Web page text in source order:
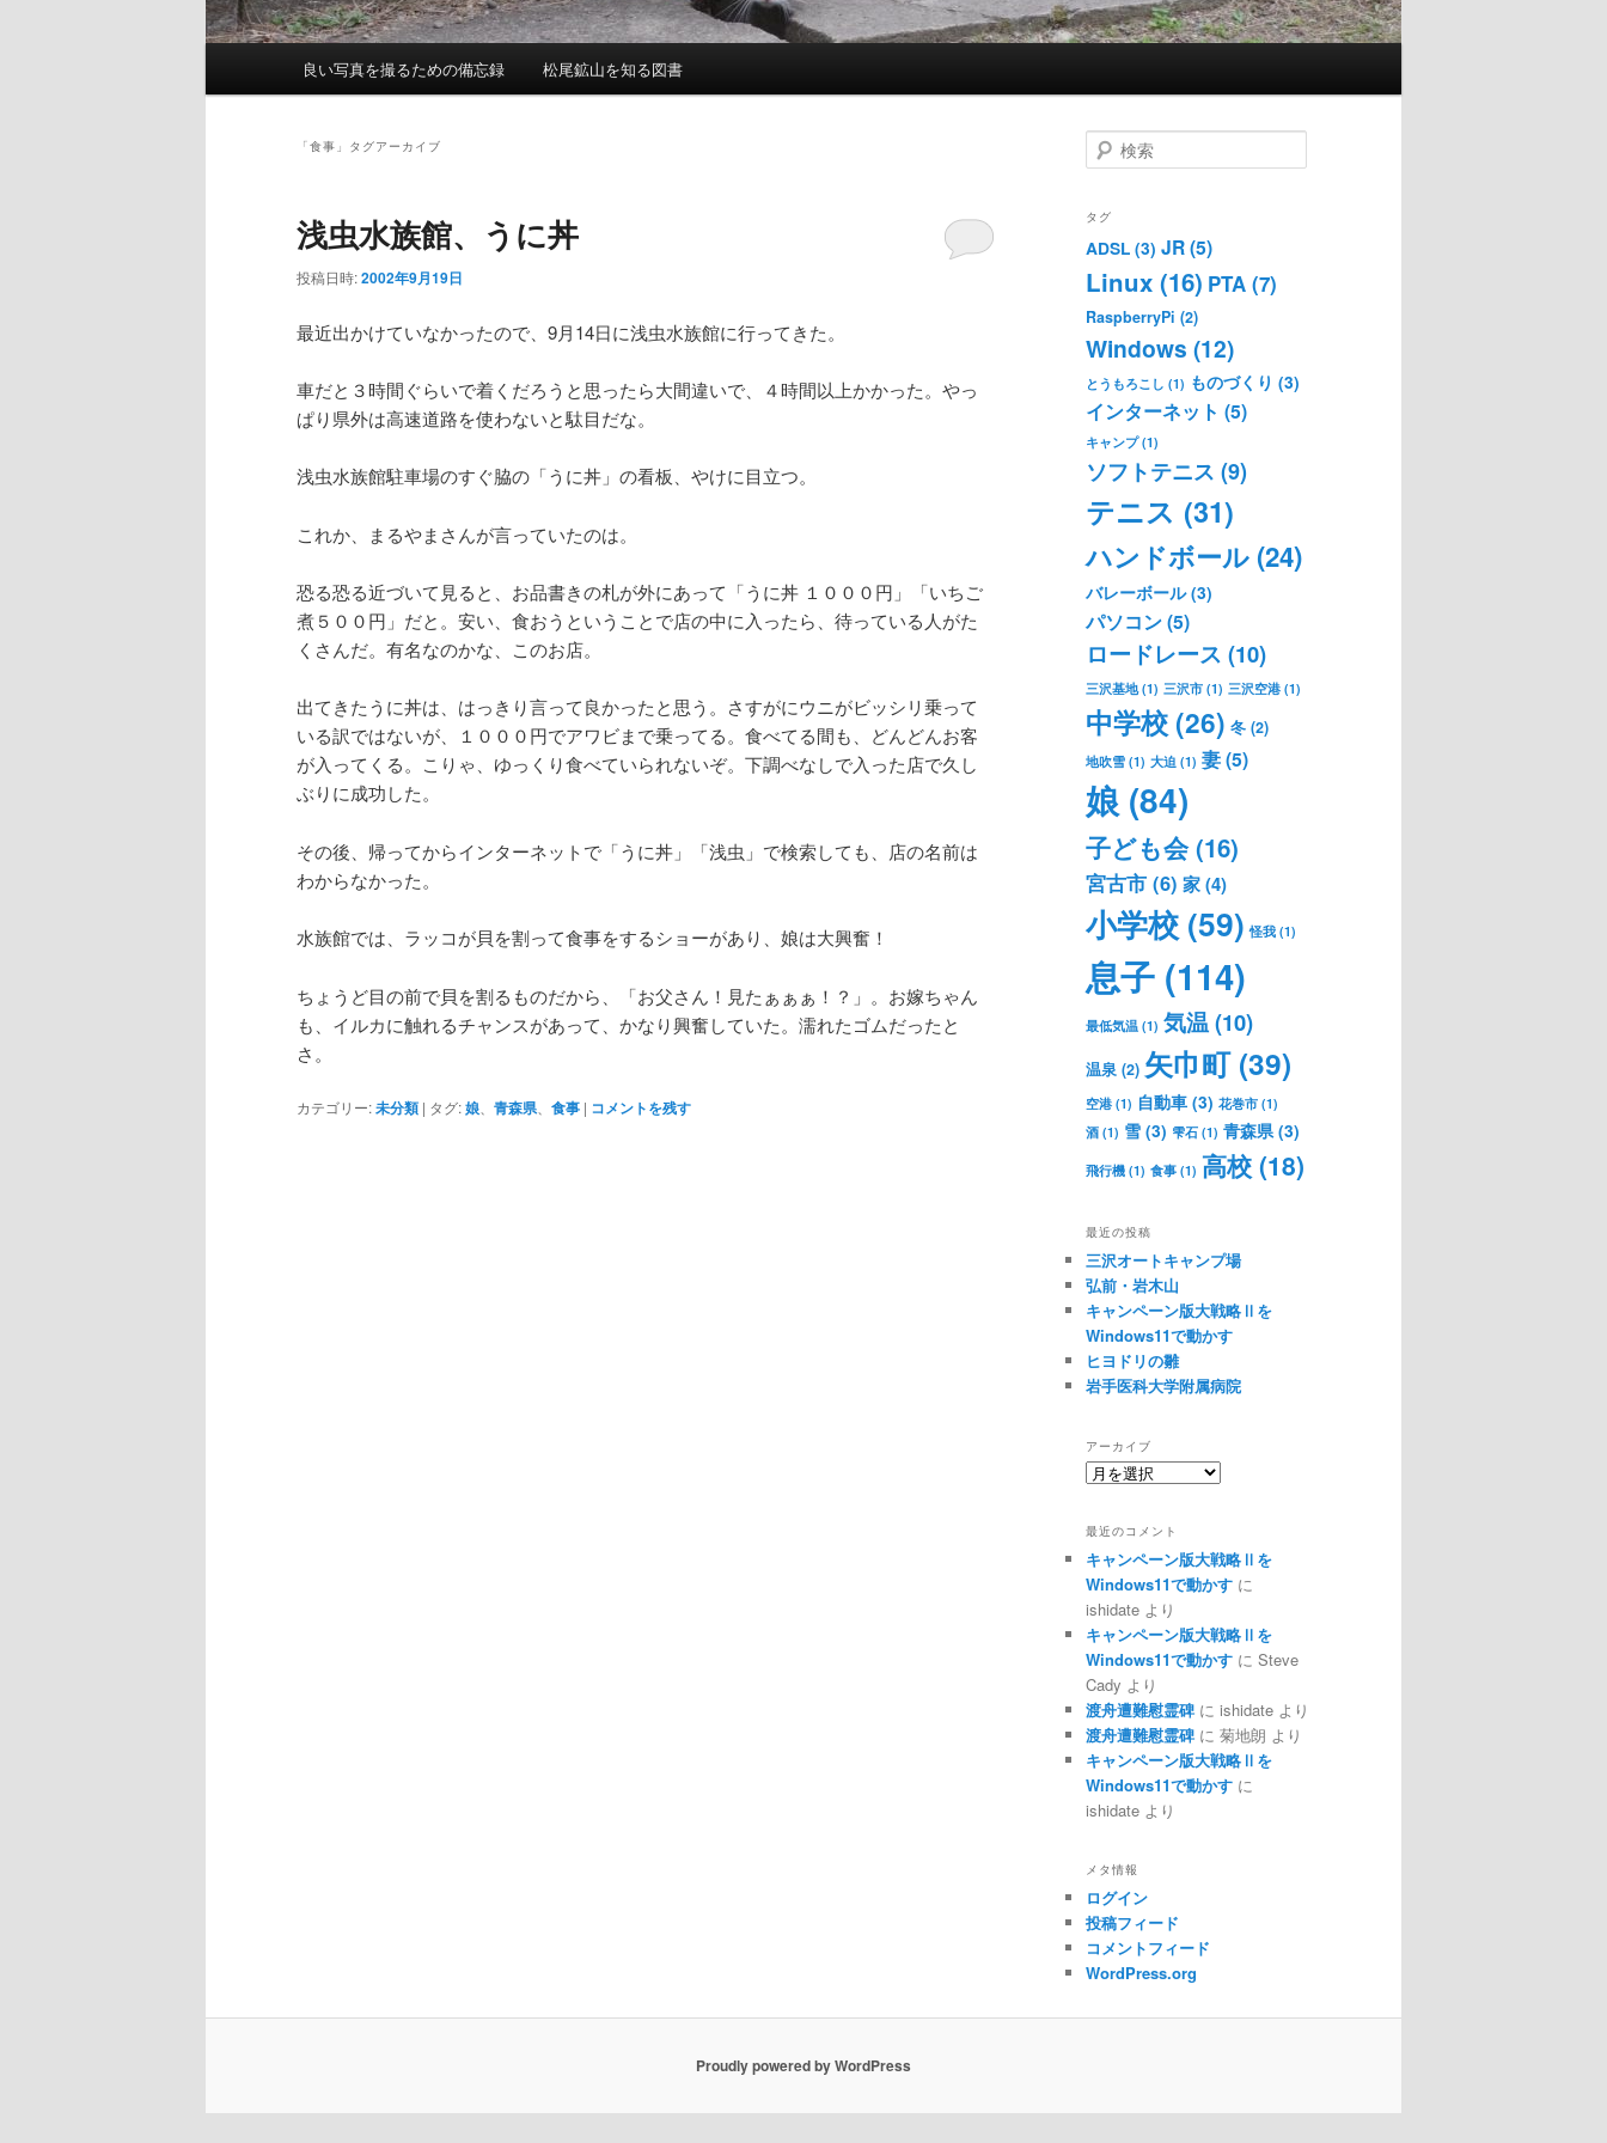
良い写真を撮るための備忘録 松尾鉱山を知る図書
「食事 」タグアーカイブ
浅虫水族館、うに丼
投稿日時:2002年9月19日
最近出かけていなかったので、9月14日に浅虫水族館に行ってきた。
車だと３時間ぐらいで着くだろうと思ったら大間違いで、４時間以上かかった。やっ
ぱり県外は高速道路を使わないと駄目だな。
浅虫水族館駐車場のすぐ脇の「うに丼」の看板、やけに目立つ。
これか、まるやまさんが言っていたのは。
恐る恐る近づいて見ると、お品書きの札が外にあって「うに丼 １０００円」「いちご
煮５００円」だと。安い、食おうということで店の中に入ったら、待っている人がた
くさんだ。有名なのかな、このお店。
出てきたうに丼は、はっきり言って良かったと思う。さすがにウニがビッシリ乗って
いる訳ではないが、１０００円でアワビまで乗ってる。食べてる間も、どんどんお客
が入ってくる。こりゃ、ゆっくり食べていられないぞ。下調べなしで入った店で久し
ぶりに成功した。
その後、帰ってからインターネットで「うに丼」「浅虫」で検索しても、店の名前は
わからなかった。
水族館では、ラッコが貝を割って食事をするショーがあり、娘は大興奮！
ちょうど目の前で貝を割るものだから、「お父さん！見たぁぁぁ！？」。お嫁ちゃん
も、イルカに触れるチャンスがあって、かなり興奮していた。濡れたゴムだったと
さ。
カテゴリー:未分類 | タグ:娘 青森県 食事 | コメントを残す
検
索
タグ
ADSL (3) JR(5)
Linux (16) PTA (7)
RaspberryPi (2)
Windows (12)
とうもろこし (1) ものづくり (3)
インターネット (5)
キャンプ(1)
ソフトテニス (9)
テニス (31)
ハンドボール (24)
バレーボール(3)
パソコン(5)
ロードレース (10)
三沢基地(1) 三沢市 (1) 三沢空港 (1)
中学校 (26) 冬 (2)
地吹雪 (1) 大迫 (1) 妻(5)
娘 (84)
子ども会(16)
宮古市 (6) 家(4)
小学校 (59) 怪我 (1)
息子 (114)
最低気温 (1) 気温(10)
温泉 (2) 矢巾町(39)
空港 (1) 自動車 (3) 花巻市 (1)
酒 (1) 雪 (3) 雫石 (1) 青森県 (3)
飛行機 (1) 食事 (1) 高校 (18)
最近の投稿
三沢オートキャンプ場
弘前・岩木山
キャンペーン版大戦略Ⅱを
Windows11で動かす
ヒヨドリの雛
岩手医科大学附属病院
アーカイブ
ア
イ
ブ
最近のコメント
キャンペーン版大戦略Ⅱを
Windows11で動かす に
ishidate より
キャンペーン版大戦略Ⅱを
Windows11で動かす に Steve
Cady より
渡舟遭難慰霊碑 に ishidate より
渡舟遭難慰霊碑 に 菊地朗 より
キャンペーン版大戦略Ⅱを
Windows11で動かす に
ishidate より
メタ情報
ログイン
投稿フィード
コメントフィード
WordPress.org
Proudly powered by WordPress